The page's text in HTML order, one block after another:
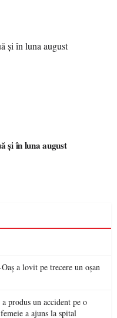
și în luna august
a lovit pe trecere un oșan
produs un accident pe o
a ajuns la spital